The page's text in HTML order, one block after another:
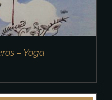
– Yoga